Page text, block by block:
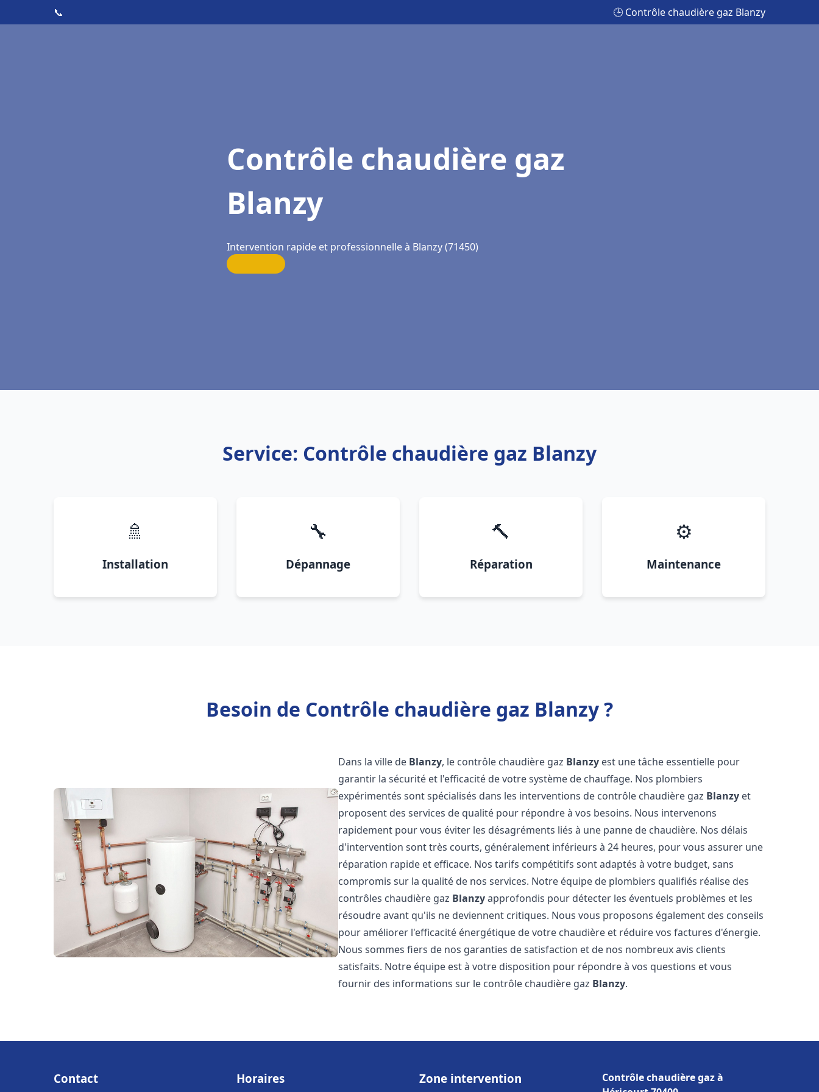
📞 🕒 Contrôle chaudière gaz Blanzy
Contrôle chaudière gaz
Blanzy
Intervention rapide et professionnelle à Blanzy (71450)
Service: Contrôle chaudière gaz Blanzy
🚿
Installation
🔧
Dépannage
🔨
Réparation
⚙️
Maintenance
Besoin de Contrôle chaudière gaz Blanzy ?
Dans la ville de Blanzy, le contrôle chaudière gaz Blanzy est une tâche essentielle pour
garantir la sécurité et l'efficacité de votre système de chauffage. Nos plombiers
expérimentés sont spécialisés dans les interventions de contrôle chaudière gaz Blanzy et
proposent des services de qualité pour répondre à vos besoins. Nous intervenons
rapidement pour vous éviter les désagréments liés à une panne de chaudière. Nos délais
d'intervention sont très courts, généralement inférieurs à 24 heures, pour vous assurer une
réparation rapide et efficace. Nos tarifs compétitifs sont adaptés à votre budget, sans
compromis sur la qualité de nos services. Notre équipe de plombiers qualifiés réalise des
contrôles chaudière gaz Blanzyapprofondis pour détecter les éventuels problèmes et les
résoudre avant qu'ils ne deviennent critiques. Nous vous proposons également des conseils
pour améliorer l'efficacité énergétique de votre chaudière et réduire vos factures d'énergie.
Nous sommes fiers de nos garanties de satisfaction et de nos nombreux avis clients
satisfaits. Notre équipe est à votre disposition pour répondre à vos questions et vous
fournir des informations sur le contrôle chaudière gaz Blanzy.
Contact Horaires Zone intervention
Contrôle chaudière gaz à